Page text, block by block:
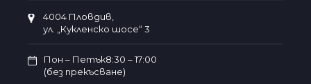
4004 Пловдив,
ул. „Кукленско шосе“ 3
Пон – Петък8:30 – 17:00
(без прекъсване)